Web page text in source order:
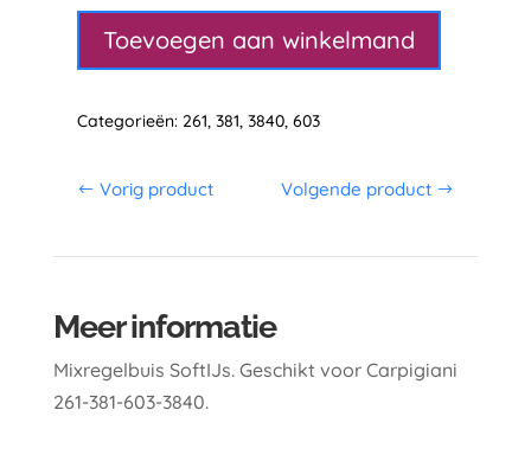
aantal
Toevoegen aan winkelmand
Categorieën: 261, 381, 3840, 603
Vorig product Volgende product
Meer informatie
Mixregelbuis SoftIJs. Geschikt voor Carpigiani
261-381-603-3840.